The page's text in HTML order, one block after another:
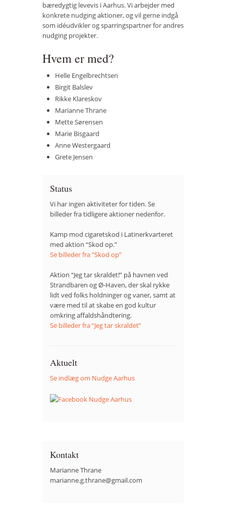
bæredygtig levevis i Aarhus. Vi arbejder med
konkrete nudging aktioner, og vil gerne indgå
som idéudvikler og sparringspartner for andres
nudging projekter.
Hvem er med?
Helle Engelbrechtsen
Birgit Balslev
Rikke Klareskov
Marianne Thrane
Mette Sørensen
Marie Bisgaard
Anne Westergaard
Grete Jensen
Status
Vi har ingen aktiviteter for tiden. Se
billeder fra tidligere aktioner nedenfor.
Kamp mod cigaretskod i Latinerkvarteret
med aktion “Skod op.”
Se billeder fra “Skod op”
Aktion “Jeg tar skraldet!” på havnen ved
Strandbaren og Ø-Haven, der skal rykke
lidt ved folks holdninger og vaner, samt at
være med til at skabe en god kultur
omkring affaldshåndtering.
Se billeder fra “Jeg tar skraldet”
Aktuelt
Se indlæg om Nudge Aarhus
Kontakt
Marianne Thrane
marianne.g.thrane@gmail.com